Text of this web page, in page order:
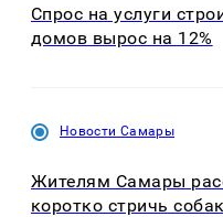
Спрос на услуги
домов вырос на 12%
Новости Самары
Жителям Самары
коротко стричь